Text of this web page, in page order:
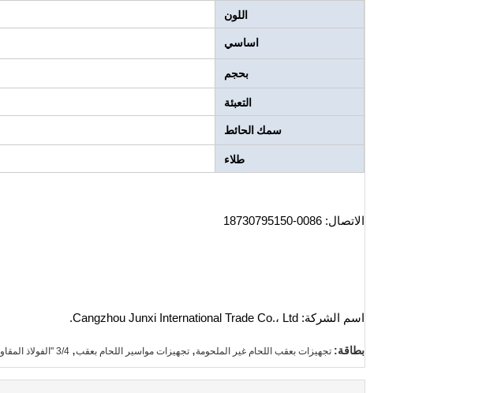
اللون
اساسي
بحجم
التعبئة
سمك الحائط
طلاء
الاتصال: 0086-18730795150
اسم الشركة: Cangzhou Junxi International Trade Co.، Ltd.
بطاقة: تجهيزات بعقب اللحام غير الملحومة, تجهيزات مواسير اللحام بعقب, 3/4 "الفولاذ المقاوم للصدأ 90 درجة كوع